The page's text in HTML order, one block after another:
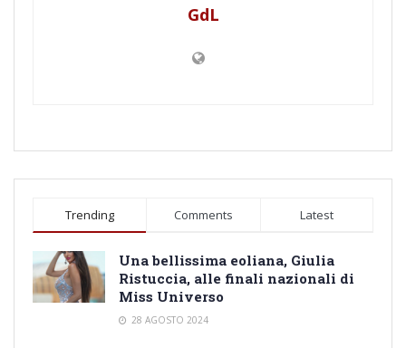
GdL
Trending Comments Latest
Una bellissima eoliana, Giulia
Ristuccia, alle finali nazionali di
Miss Universo
28 AGOSTO 2024